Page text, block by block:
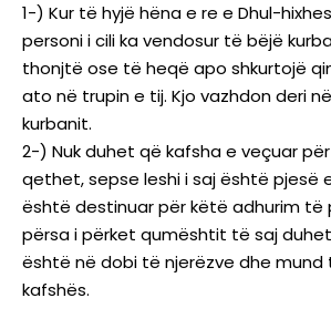
1-) Kur të hyjë hëna e re e Dhul-
personi i cili ka vendosur të bëjë
thonjtë ose të heqë apo shkurtojë
ato në trupin e tij. Kjo vazhdon deri
kurbanit.
2-) Nuk duhet që kafsha e veçuar
qethet, sepse leshi i saj është pjesë
është destinuar për këtë adhurim të
përsa i përket qumështit të saj
është në dobi të njerëzve dhe mund
kafshës.